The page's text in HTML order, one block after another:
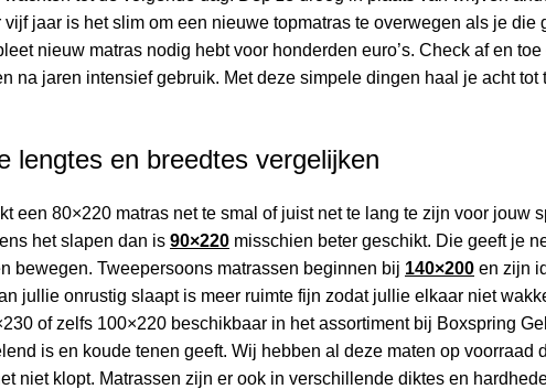
vijf jaar is het slim om een nieuwe topmatras te overwegen als je
nieuw matras nodig hebt voor honderden euro’s. Check af en
na jaren intensief gebruik. Met deze simpele dingen haal je acht
lengtes en breedtes vergelijken
een 80×220 matras net te smal of juist net te lang te zijn voor jouw
het slapen dan is 90×220 misschien beter geschikt. Die geeft je
bewegen. Tweepersoons matrassen beginnen bij 140×200 en zijn
jullie onrustig slaapt is meer ruimte fijn zodat jullie elkaar niet
of zelfs 100×220 beschikbaar in het assortiment bij Boxspring
is en koude tenen geeft. Wij hebben al deze maten op
niet klopt. Matrassen zijn er ook in verschillende diktes en